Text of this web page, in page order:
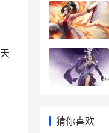
猜你喜欢